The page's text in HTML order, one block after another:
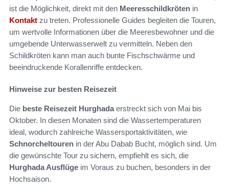
ist die Möglichkeit, direkt mit den Meeresschildkröten in
Kontakt zu treten. Professionelle Guides begleiten die Touren,
um wertvolle Informationen über die Meeresbewohner und die
umgebende Unterwasserwelt zu vermitteln. Neben den
Schildkröten kann man auch bunte Fischschwärme und
beeindruckende Korallenriffe entdecken.
Hinweise zur besten Reisezeit
Die beste Reisezeit Hurghadaerstreckt sich von Mai bis
Oktober. In diesen Monaten sind die Wassertemperaturen
ideal, wodurch zahlreiche Wassersportaktivitäten, wie
Schnorcheltouren in der Abu Dabab Bucht, möglich sind. Um
die gewünschte Tour zu sichern, empfiehlt es sich, die
Hurghada Ausflüge im Voraus zu buchen, besonders in der
Hochsaison.